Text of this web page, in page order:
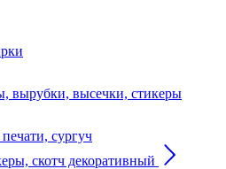
вырубки, высечки, стикеры
сургуч
скотч декоративный